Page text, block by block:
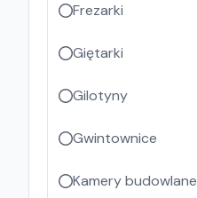
Frezarki
Giętarki
Gilotyny
Gwintownice
Kamery budowlane